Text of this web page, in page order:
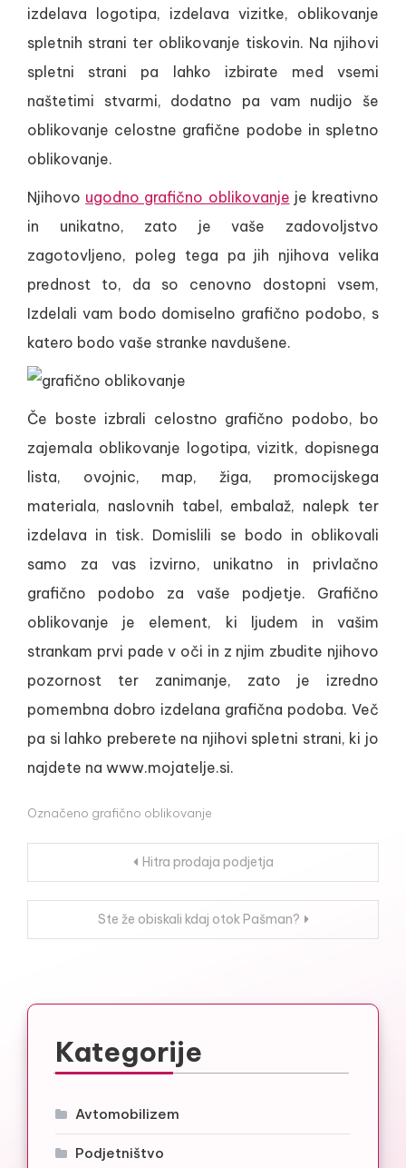
izdelava logotipa, izdelava vizitke, oblikovanje
spletnih strani ter oblikovanje tiskovin. Na njihovi
spletni strani pa lahko izbirate med vsemi
naštetimi stvarmi, dodatno pa vam nudijo še
oblikovanje celostne grafične podobe in spletno
oblikovanje.
Njihovo ugodno grafično oblikovanje je kreativno
in unikatno, zato je vaše zadovoljstvo
zagotovljeno, poleg tega pa jih njihova velika
prednost to, da so cenovno dostopni vsem,
Izdelali vam bodo domiselno grafično podobo, s
katero bodo vaše stranke navdušene.
Če boste izbrali celostno grafično podobo, bo
zajemala oblikovanje logotipa, vizitk, dopisnega
lista, ovojnic, map, žiga, promocijskega
materiala, naslovnih tabel, embalaž, nalepk ter
izdelava in tisk. Domislili se bodo in oblikovali
samo za vas izvirno, unikatno in privlačno
grafično podobo za vaše podjetje. Grafično
oblikovanje je element, ki ljudem in vašim
strankam prvi pade v oči in z njim zbudite njihovo
pozornost ter zanimanje, zato je izredno
pomembna dobro izdelana grafična podoba. Več
pa si lahko preberete na njihovi spletni strani, ki jo
najdete na www.mojatelje.si.
Označeno grafično oblikovanje
Navigacija
prispevka
Hitra prodaja podjetja
Ste že obiskali kdaj otok Pašman?
Kategorije
Avtomobilizem
Podjetništvo